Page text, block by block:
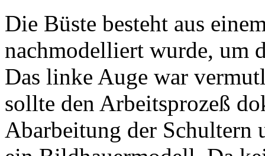
Die Büste besteht aus
nachmodelliert wurde, um
Das linke Auge war
sollte den Arbeitsprozeß
Abarbeitung der Schultern